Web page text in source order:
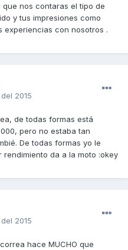
nos contaras el tipo de
y tus impresiones como
experiencias con nosotros .
2015
de todas formas está
pero no estaba tan
De todas formas yo le
da a la moto :okey
2015
hace MUCHO que